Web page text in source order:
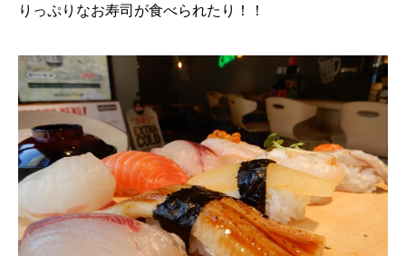
りっぷりなお寿司が食べられたり！！